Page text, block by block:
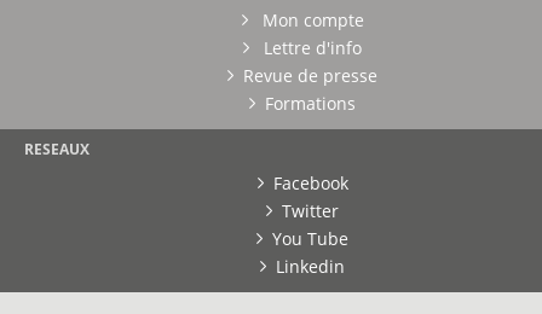
Mon compte
Lettre d'info
Revue de presse
Formations
RESEAUX
Facebook
Twitter
You Tube
Linkedin